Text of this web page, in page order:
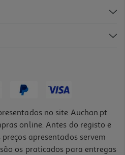
no site Auchan.pt
online. Antes do registo e
apresentados servem
os praticados para entregas